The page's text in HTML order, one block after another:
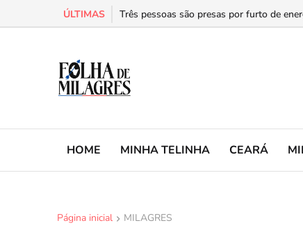
ÚLTIMAS Três pessoas são presas por furto de
HOME MINHA TELINHA CEARÁ
Página inicial MILAGRES